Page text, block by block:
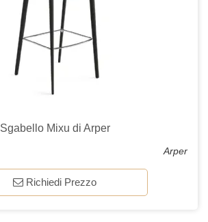
Sgabello Mixu di Arper
Arper
Richiedi Prezzo